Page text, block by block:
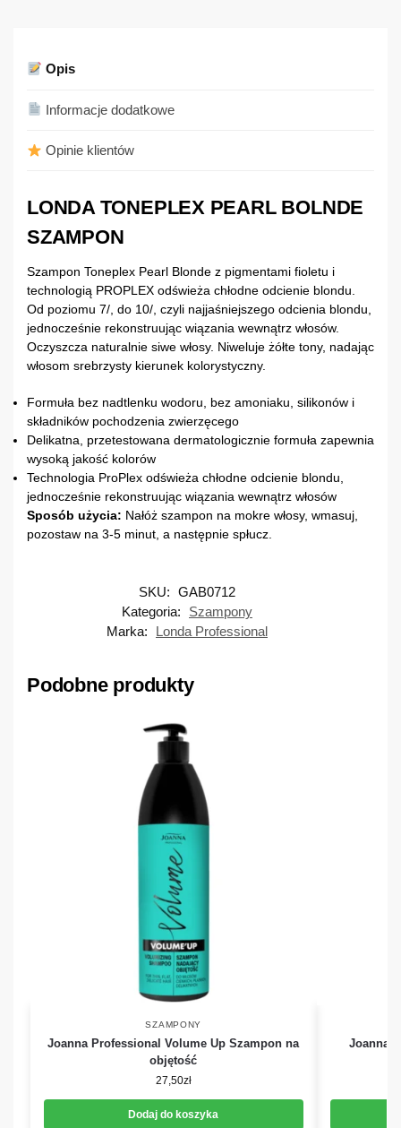
Opis
Informacje dodatkowe
Opinie klientów
LONDA TONEPLEX PEARL BOLNDE
SZAMPON
Szampon Toneplex Pearl Blonde z pigmentami fioletu i
technologią PROPLEX odświeża chłodne odcienie blondu.
Od poziomu 7/, do 10/, czyli najjaśniejszego odcienia blondu,
jednocześnie rekonstruując wiązania wewnątrz włosów.
Oczyszcza naturalnie siwe włosy. Niweluje żółte tony, nadając
włosom srebrzysty kierunek kolorystyczny.
Formuła bez nadtlenku wodoru, bez amoniaku, silikonów i
składników pochodzenia zwierzęcego
Delikatna, przetestowana dermatologicznie formuła zapewnia
wysoką jakość kolorów
Technologia ProPlex odświeża chłodne odcienie blondu,
jednocześnie rekonstruując wiązania wewnątrz włosów
Sposób użycia: Nałóż szampon na mokre włosy, wmasuj,
pozostaw na 3-5 minut, a następnie spłucz.
SKU: GAB0712
Kategoria:
Szampony
Marka:
Londa Professional
Podobne produkty
SZAMPONY
Joanna Professional Volume Up Szampon na
objętość
27,50zł
Dodaj do koszyka
Joanna